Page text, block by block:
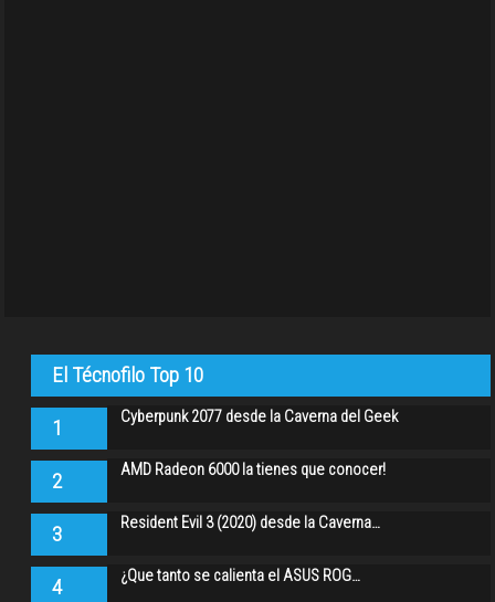
El Técnofilo Top 10
1 Cyberpunk 2077 desde la Caverna del Geek
2 AMD Radeon 6000 la tienes que conocer!
3 Resident Evil 3 (2020) desde la Caverna…
4 ¿Que tanto se calienta el ASUS ROG…